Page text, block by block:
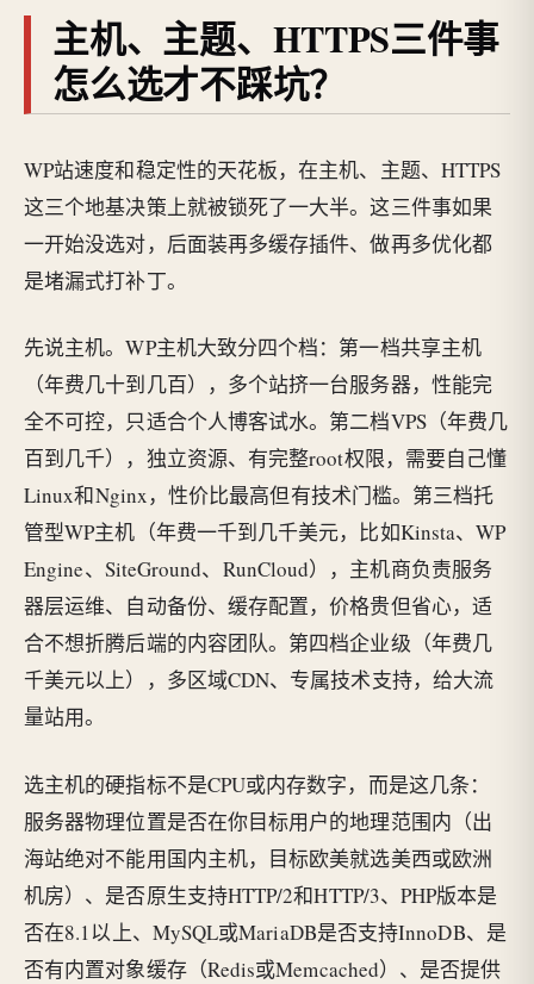
主机、主题、HTTPS三件事
怎么选才不踩坑？
WP站速度和稳定性的天花板，在主机、主题、HTTPS
这三个地基决策上就被锁死了一大半。这三件事如果
一开始没选对，后面装再多缓存插件、做再多优化都
是堵漏式打补丁。
先说主机。WP主机大致分四个档：第一档共享主机
（年费几十到几百），多个站挤一台服务器，性能完
全不可控，只适合个人博客试水。第二档VPS（年费几
百到几千），独立资源、有完整root权限，需要自己懂
Linux和Nginx，性价比最高但有技术门槛。第三档托
管型WP主机（年费一千到几千美元，比如Kinsta、WP
Engine、SiteGround、RunCloud），主机商负责服务
器层运维、自动备份、缓存配置，价格贵但省心，适
合不想折腾后端的内容团队。第四档企业级（年费几
千美元以上），多区域CDN、专属技术支持，给大流
量站用。
选主机的硬指标不是CPU或内存数字，而是这几条：
服务器物理位置是否在你目标用户的地理范围内（出
海站绝对不能用国内主机，目标欧美就选美西或欧洲
机房）、是否原生支持HTTP/2和HTTP/3、PHP版本是
否在8.1以上、MySQL或MariaDB是否支持InnoDB、是
否有内置对象缓存（Redis或Memcached）、是否提供